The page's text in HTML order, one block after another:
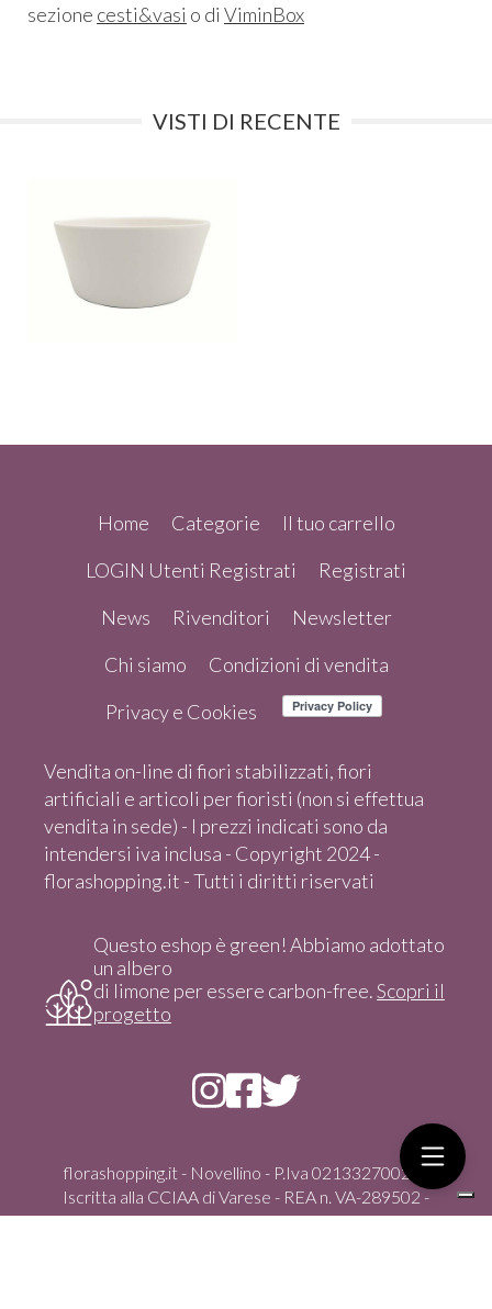
sezione cesti&vasi o di ViminBox
VISTI DI RECENTE
Home Categorie
Il tuo carrello
LOGIN Utenti Registrati
Registrati
News
Rivenditori
Newsletter
Chi siamo
Condizioni di vendita
Privacy e Cookies
Vendita on-line di fiori stabilizzati, fiori
artificiali e articoli per fioristi (non si effettua
vendita in sede) - I prezzi indicati sono da
intendersi iva inclusa - Copyright 2024 -
florashopping.it - Tutti i diritti riservati
Questo eshop è green! Abbiamo adottato
un albero
di limone per essere carbon-free.Scopri il
progetto
florashopping.it - Novellino - P.Iva 02133270021 -
Iscritta alla CCIAA di Varese - REA n. VA-289502 -
Copyright 2024 - Tutti i diritti riservati